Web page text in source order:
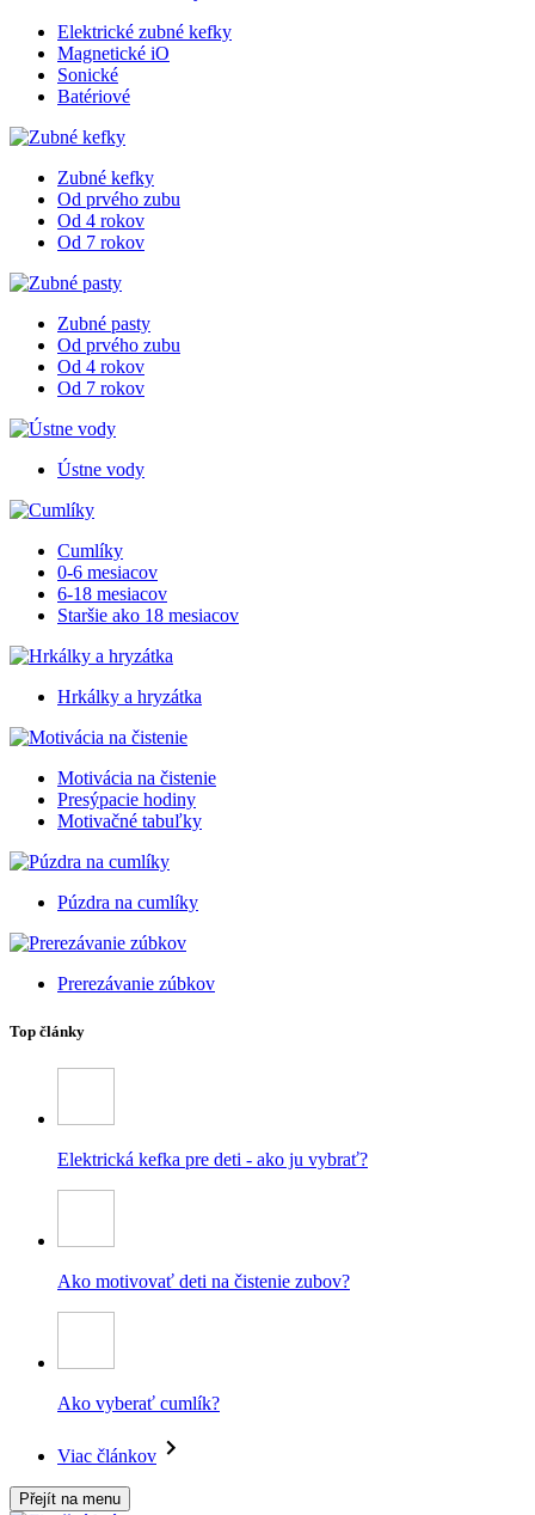
Elektrické zubné kefky
Magnetické iO
Sonické
Batériové
Zubné kefky
Od prvého zubu
Od 4 rokov
Od 7 rokov
Zubné pasty
Od prvého zubu
Od 4 rokov
Od 7 rokov
Ústne vody
Cumlíky
0-6 mesiacov
6-18 mesiacov
Staršie ako 18 mesiacov
Hrkálky a hryzátka
Motivácia na čistenie
Presýpacie hodiny
Motivačné tabuľky
Púzdra na cumlíky
Prerezávanie zúbkov
Top články
Elektrická kefka pre deti - ako ju vybrať?
Ako motivovať deti na čistenie zubov?
Ako vyberať cumlík?
Viac článkov
Přejít na menu